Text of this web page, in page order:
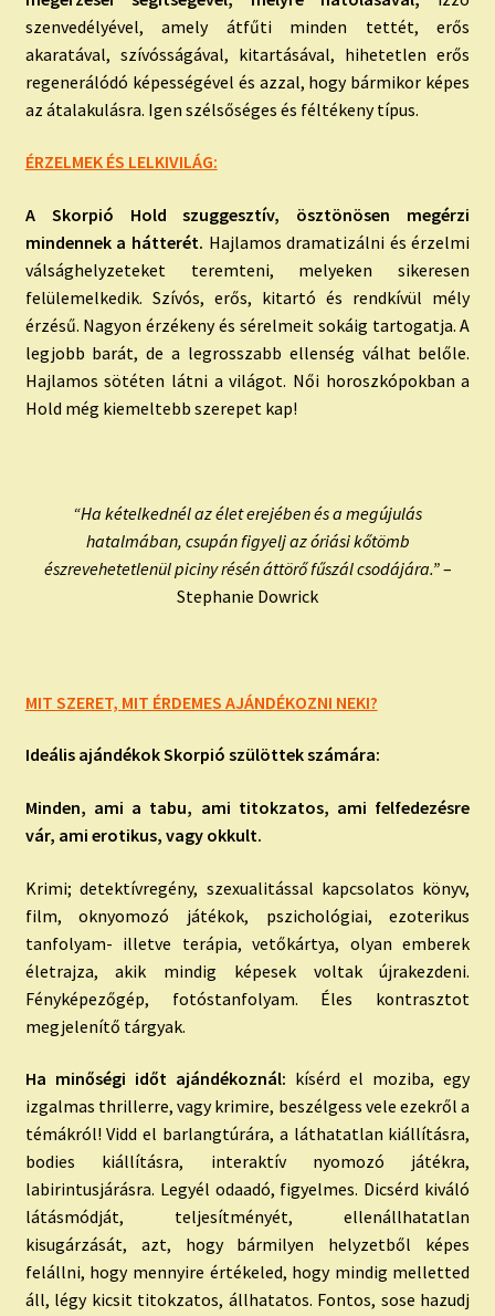
szenvedélyével, amely átfűti minden tettét, erős
akaratával, szívósságával, kitartásával, hihetetlen erős
regenerálódó képességével és azzal, hogy bármikor képes
az átalakulásra. Igen szélsőséges és féltékeny típus.
ÉRZELMEK ÉS LELKIVILÁG:
A Skorpió Hold
szuggesztív, ösztönösen megérzi
mindennek a hátterét. Hajlamos dramatizálni és érzelmi
válsághelyzeteket teremteni, melyeken sikeresen
felülemelkedik. Szívós, erős, kitartó és rendkívül mély
érzésű. Nagyon érzékeny és sérelmeit sokáig tartogatja. A
legjobb barát, de a legrosszabb ellenség válhat belőle.
Hajlamos sötéten látni a világot. Női horoszkópokban a
Hold még kiemeltebb szerepet kap!
“Ha kételkednél az élet erejében és a megújulás
hatalmában, csupán figyelj az óriási kőtömb
észrevehetetlenül piciny résén áttörő fűszál csodájára.”–
Stephanie Dowrick
MIT SZERET, MIT ÉRDEMES AJÁNDÉKOZNI NEKI?
Ideális ajándékok Skorpió szülöttek számára:
Minden, ami a tabu, ami titokzatos, ami felfedezésre
vár, ami erotikus, vagy okkult.
Krimi; detektívregény, szexualitással kapcsolatos könyv,
film, oknyomozó játékok, pszichológiai, ezoterikus
tanfolyam- illetve terápia, vetőkártya, olyan emberek
életrajza, akik mindig képesek voltak újrakezdeni.
Fényképezőgép, fotóstanfolyam. Éles kontrasztot
megjelenítő tárgyak.
Ha minőségi időt ajándékoznál: kísérd el moziba, egy
izgalmas thrillerre, vagy krimire, beszélgess vele ezekről a
témákról! Vidd el barlangtúrára, a láthatatlan kiállításra,
bodies kiállításra, interaktív nyomozó játékra,
labirintusjárásra. Legyél odaadó, figyelmes. Dicsérd kiváló
látásmódját, teljesítményét, ellenállhatatlan
kisugárzását, azt, hogy bármilyen helyzetből képes
felállni, hogy mennyire értékeled, hogy mindig melletted
áll, légy kicsit titokzatos, állhatatos. Fontos, sose hazudj